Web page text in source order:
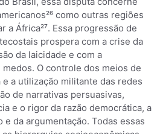
como outras regiões
a África²⁷. Essa progressão de
prospera com a crise da
da laicidade e com a
O controle dos meios de
a utilização militante das redes
de narrativas persuasivas,
e o rigor da razão democrática, a
da argumentação. Todas essas